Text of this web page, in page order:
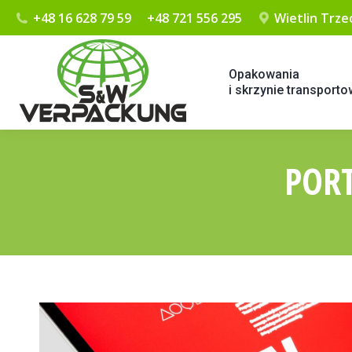
+48 16 628 79 59 +48 721 556 295 Wietlin
Opakowania
i skrzynie